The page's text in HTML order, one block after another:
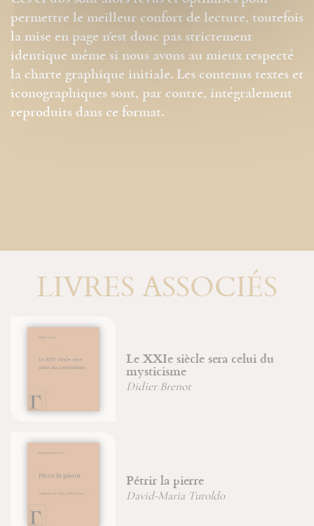
permettre le meilleur confort de lecture, toutefois
la mise en page n'est donc pas strictement
identique même si nous avons au mieux respecté
la charte graphique initiale. Les contenus textes et
iconographiques sont, par contre, intégralement
reproduits dans ce format.
LIVRES ASSOCIÉS
Le XXIe siècle sera celui du
mysticisme
Didier Brenot
Pétrir la pierre
David-Maria Turoldo